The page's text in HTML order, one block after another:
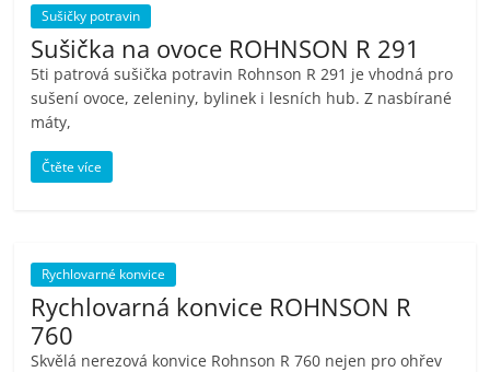
recenze,
pračky,
televize,
notebooky,
mobilní
telefony,
kávovary,
Sušičky potravin
Sušička na ovoce ROHNSON R 291
5ti patrová sušička potravin Rohnson R 291 je vhodná pro
sušení ovoce, zeleniny, bylinek i lesních hub. Z nasbírané
máty,
Čtěte více
Rychlovarné konvice
Rychlovarná konvice ROHNSON R
760
Skvělá nerezová konvice Rohnson R 760 nejen pro ohřev